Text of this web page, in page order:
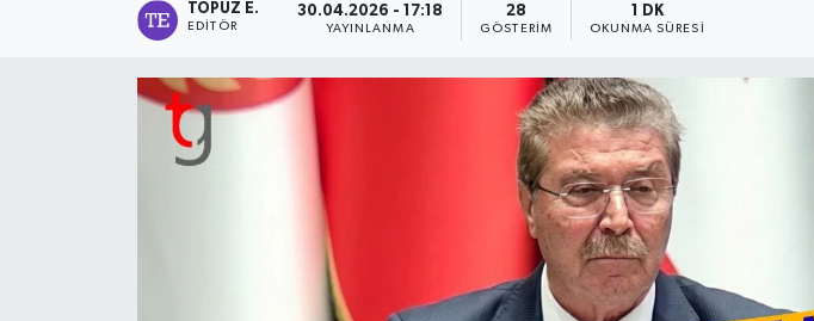
TOPUZ E.
EDITÖR
30.04.2026 - 17:18
YAYINLANMA
28
GÖSTERIM
1 DK
OKUNMA SÜRESI